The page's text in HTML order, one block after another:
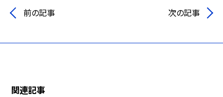
前の記事 次の記事
関連記事